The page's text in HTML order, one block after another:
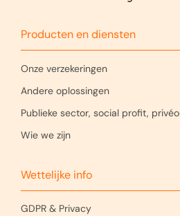
Producten en diensten
Onze verzekeringen
Andere oplossingen
Publieke sector, social profit,
Wie we zijn
Wettelijke info
GDPR & Privacy